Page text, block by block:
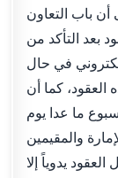
باب التعاون
بعد التأكد من
في حال
العقود، كما أن
ما عدا يوم
والمقيمين
يدوياً إلا